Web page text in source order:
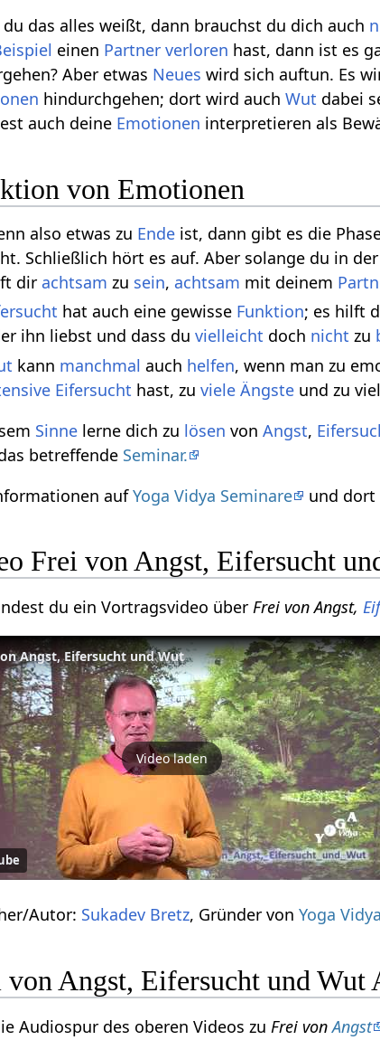
du das alles weißt, dann brauchst du dich auch
einen Partner verloren hast, dann ist es
Aber etwas Neues wird sich auftun. Es
hindurchgehen; dort wird auchWut dabei
auch deine Emotionen interpretieren als
von Emotionen
also etwas zu Ende ist, dann gibt es die
Schließlich hört es auf. Aber solange du in der
dir achtsam zu sein, achtsam mit deinem
hat auch eine gewisse Funktion; es hilft
ihn liebst und dass duvielleicht doch nicht zu
kann manchmal auch helfen, wenn man zu
Eifersucht hast, zuviele Ängste und zu
Sinne lerne dich zu lösen vonAngst,
betreffende Seminar.
aufYoga Vidya Seminare und dort
Frei von Angst, Eifersucht
du ein Vortragsvideo überFrei von Angst,
Angst, Eifersucht und Wut
Video laden
Autor: Sukadev Bretz, Gründer vonYoga Vidya
von Angst, Eifersucht und Wut
Audiospur des oberen Videos zu Frei vonAngst